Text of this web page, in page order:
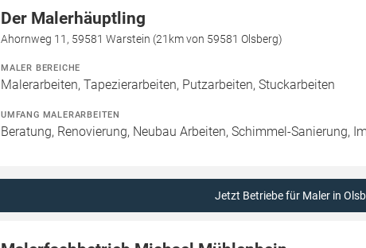
Der Malerhäuptling
Ahornweg 11, 59581 Warstein (21km von 59581 Olsberg)
MALER BEREICHE
Malerarbeiten, Tapezierarbeiten, Putzarbeiten, Stuckarbeiten
UMFANG MALERARBEITEN
Beratung, Renovierung, Neubau Arbeiten, Schimmel-Sanierung,
Jetzt Betriebe für Maler in